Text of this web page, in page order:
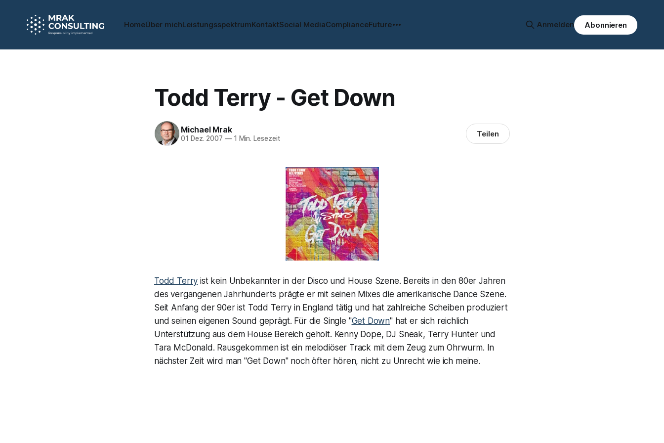
HomeÜber michLeistungsspektrumKontaktSocial MediaComplianceFuture Anmelden Abonnieren
Todd Terry - Get Down
Michael Mrak
01 Dez. 2007 —1 Min. Lesezeit Teilen
Todd Terry ist kein Unbekannter in der Disco und House Szene. Bereits in den 80er Jahren
des vergangenen Jahrhunderts prägte er mit seinen Mixes die amerikanische Dance Szene.
Seit Anfang der 90er ist Todd Terry in England tätig und hat zahlreiche Scheiben produziert
und seinen eigenen Sound geprägt. Für die Single "Get Down" hat er sich reichlich
Unterstützung aus dem House Bereich geholt. Kenny Dope, DJ Sneak, Terry Hunter und
Tara McDonald. Rausgekommen ist ein melodiöser Track mit dem Zeug zum Ohrwurm. In
nächster Zeit wird man "Get Down" noch öfter hören, nicht zu Unrecht wie ich meine.